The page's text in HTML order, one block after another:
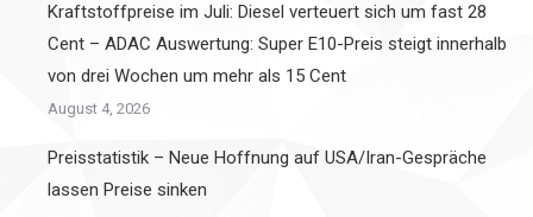
Kraftstoffpreise im Juli: Diesel verteuert sich um fast 28
Cent – ADAC Auswertung: Super E10-Preis steigt innerhalb
von drei Wochen um mehr als 15 Cent
August 4, 2026
Preisstatistik – Neue Hoffnung auf USA/Iran-Gespräche
lassen Preise sinken